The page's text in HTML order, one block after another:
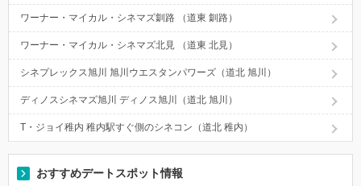
ワーナー・マイカル・シネマズ釧路 （道東 釧路）
ワーナー・マイカル・シネマズ北見 （道東 北見）
シネプレックス旭川 旭川ウエスタンパワーズ（道北 旭川）
ディノスシネマズ旭川 ディノス旭川（道北 旭川）
T・ジョイ稚内 稚内駅すぐ側のシネコン（道北 稚内）
おすすめデートスポット情報